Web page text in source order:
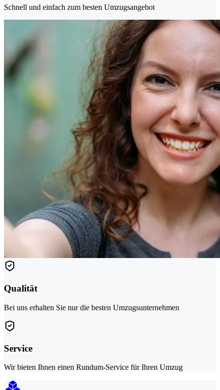
Schnell und einfach zum besten Umzugsangebot
Qualität
Bei uns erhalten Sie nur die besten Umzugsunternehmen
Service
Wir bieten Ihnen einen Rundum-Service für Ihren Umzug